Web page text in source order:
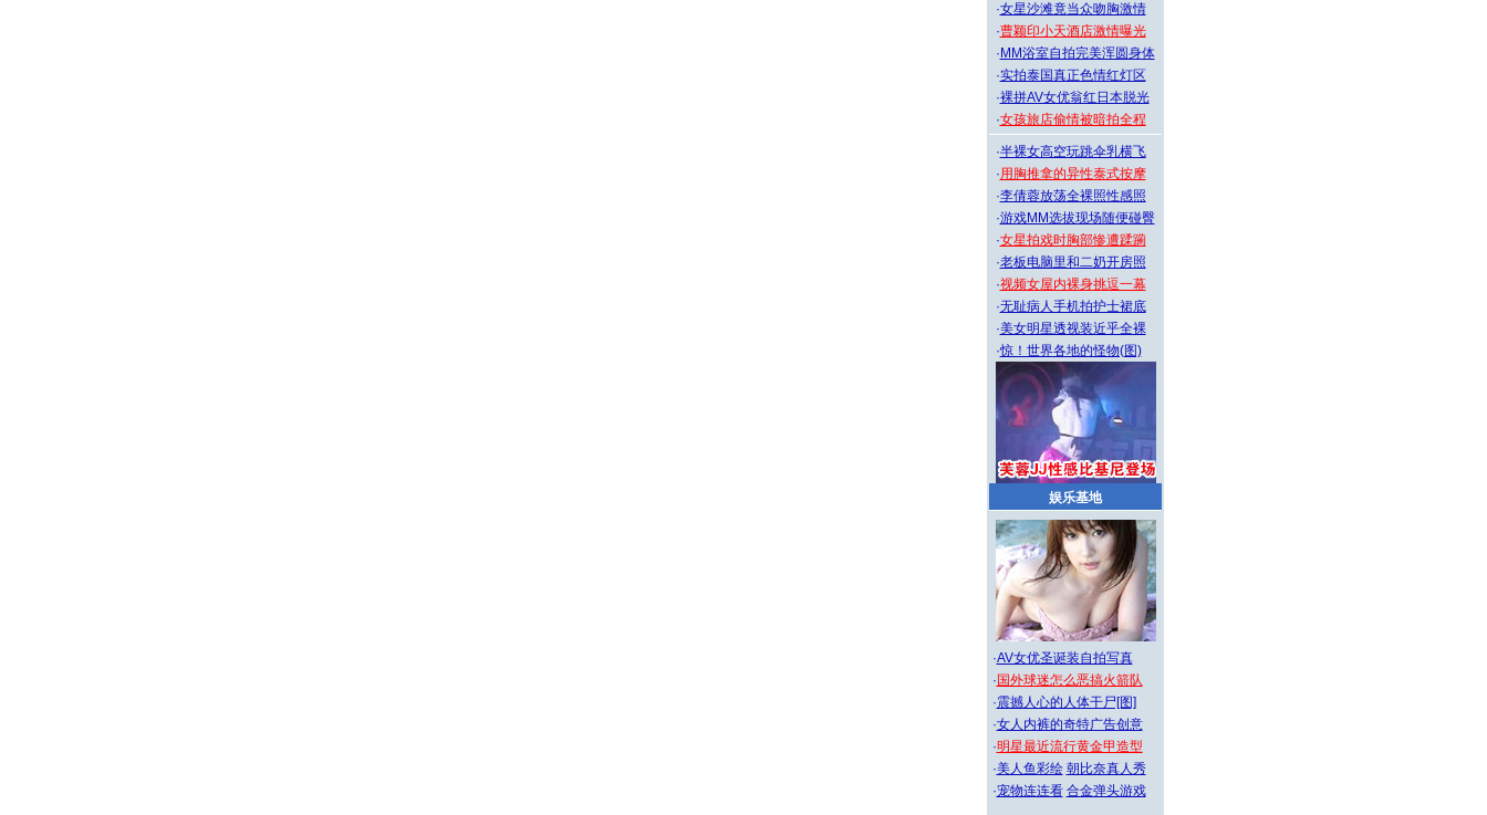
·女星沙滩竟当众吻胸激情
·曹颖印小天酒店激情曝光
· MM浴室自拍完美浑圆身体
·实拍泰国真正色情红灯区
·裸拼AV女优翁红日本脱光
·女孩旅店偷情被暗拍全程
·半裸女高空玩跳伞乳横飞
·用胸推拿的异性泰式按摩
·李倩蓉放荡全裸照性感照
·游戏MM选拔现场随便碰臀
·女星拍戏时胸部惨遭蹂躏
·老板电脑里和二奶开房照
·视频女屋内裸身挑逗一幕
·无耻病人手机拍护士裙底
·美女明星透视装近乎全裸
·惊！世界各地的怪物(图)
娱乐基地
·AV女优圣诞装自拍写真
· 国外球迷怎么恶搞火箭队
·震撼人心的人体干尸[图]
·女人内裤的奇特广告创意
·明星最近流行黄金甲造型
·美人鱼彩绘 朝比奈真人秀
·宠物连连看 合金弹头游戏